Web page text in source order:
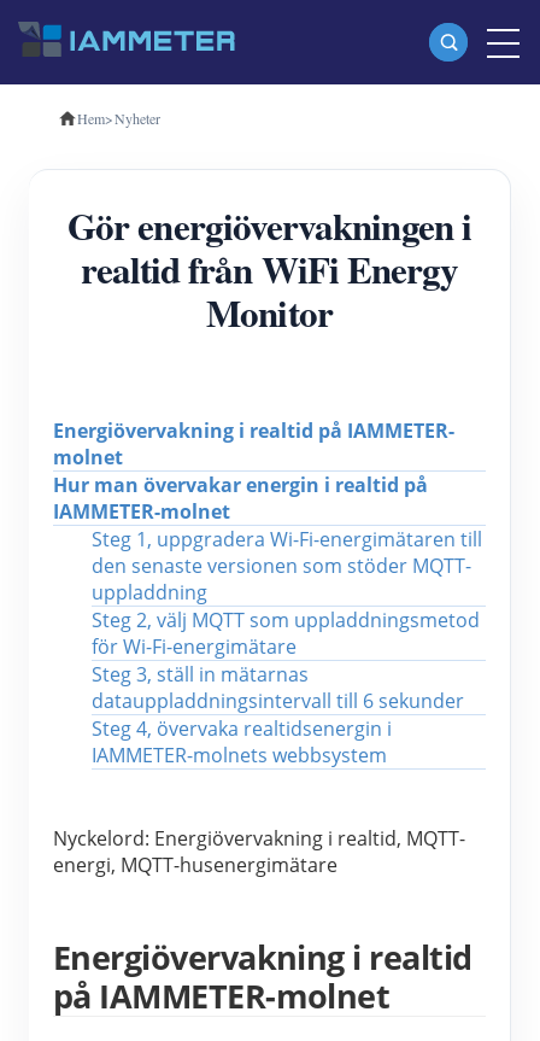
Produkter
Trefas Wi-Fi energimätare (WEM3080T)
Trefas Wi-Fi energimätare (WEM3046T)
Trefas Wi-Fi energimätare (WEM3050T)
EV laddare
IAMMETER Simulator
Virtuell mätare
Energiprognos och simuleringssystem
Ansökningar
Solar PV System Energiövervakning
PV-värmare styrsystem
Hemautomation
Lagra
Snabbstart för produkten
FAQ
gemenskap
Utforska
Belöningsprogram
Kontakt
Om oss
Hem>Nyheter
Gör energiövervakningen i
realtid från WiFi Energy
Monitor
Energiövervakning i realtid på IAMMETER-
molnet
Hur man övervakar energin i realtid på
IAMMETER-molnet
Steg 1, uppgradera Wi-Fi-energimätaren till
den senaste versionen som stöder MQTT-
uppladdning
Steg 2, välj MQTT som uppladdningsmetod
för Wi-Fi-energimätare
Steg 3, ställ in mätarnas
datauppladdningsintervall till 6 sekunder
Steg 4, övervaka realtidsenergin i
IAMMETER-molnets webbsystem
Nyckelord: Energiövervakning i realtid, MQTT-
energi, MQTT-husenergimätare
Energiövervakning i realtid
på IAMMETER-molnet